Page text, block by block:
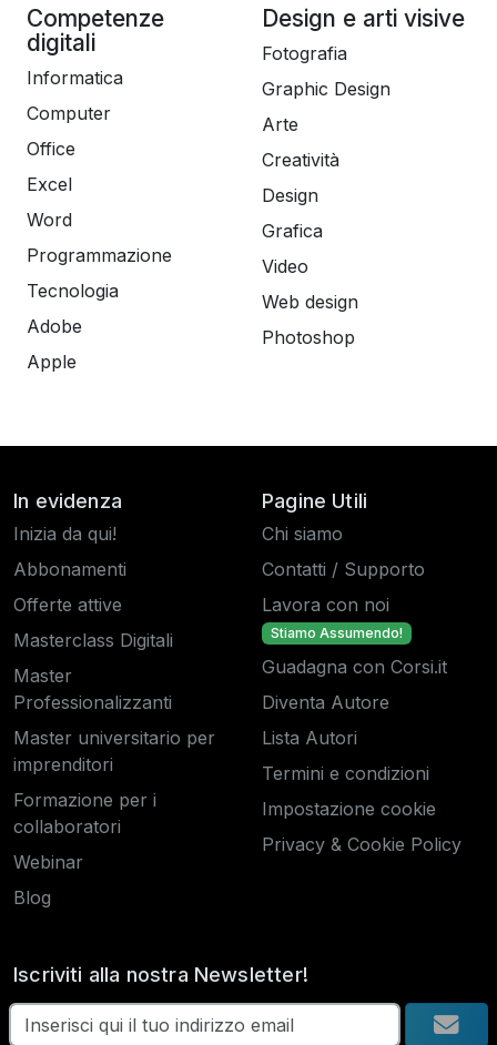
Competenze
digitali
Informatica
Computer
Office
Excel
Word
Programmazione
Tecnologia
Adobe
Apple
Design e arti visive
Fotografia
Graphic Design
Arte
Creatività
Design
Grafica
Video
Web design
Photoshop
In evidenza
Inizia da qui!
Abbonamenti
Offerte attive
Masterclass Digitali
Master
Professionalizzanti
Master universitario per
imprenditori
Formazione per i
collaboratori
Webinar
Blog
Pagine Utili
Chi siamo
Contatti / Supporto
Lavora con noi
Stiamo Assumendo!
Guadagna con Corsi.it
Diventa Autore
Lista Autori
Termini e condizioni
Impostazione cookie
Privacy & Cookie Policy
Iscriviti alla nostra Newsletter!